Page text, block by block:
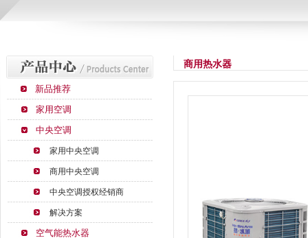
新品推荐
家用空调
中央空调
家用中央空调
商用中央空调
中央空调授权经销商
解决方案
空气能热水器
商用热水器